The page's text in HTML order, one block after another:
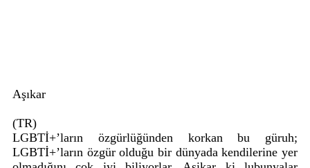
Aşıkar
(TR)
LGBTİ+’ların özgürlüğünden korkan bu güruh;
LGBTİ+’ların özgür olduğu bir dünyada kendilerine yer